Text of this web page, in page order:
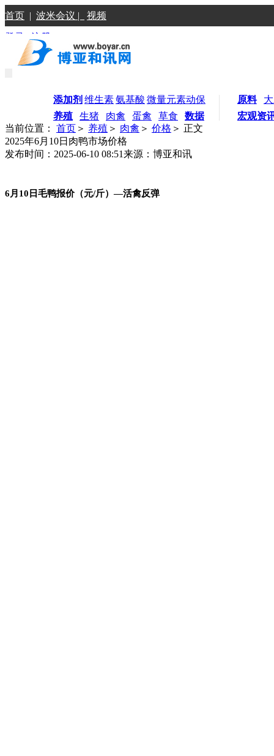
首页 | 波米会议 | 视频
登录 |注册
添加剂 维生素氨基酸 微量元素动保
养殖
生猪 肉禽 蛋禽 草食 数据
原料
宏观资
当前位置： 首页 ＞ 养殖 ＞ 肉禽 ＞ 价格 ＞ 正文
2025年6月10日肉鸭市场价格
发布时间：2025-06-10 08:51来源：博亚和讯
6 月10日毛鸭报价（元/斤）—活禽反弹